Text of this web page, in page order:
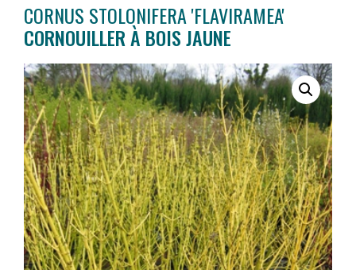
CORNUS STOLONIFERA 'FLAVIRAMEA'
CORNOUILLER À BOIS JAUNE